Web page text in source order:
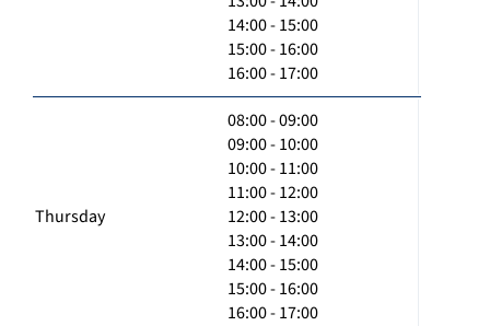
14:00 - 15:00
15:00 - 16:00
16:00 - 17:00
Thursday
08:00 - 09:00
09:00 - 10:00
10:00 - 11:00
11:00 - 12:00
12:00 - 13:00
13:00 - 14:00
14:00 - 15:00
15:00 - 16:00
16:00 - 17:00